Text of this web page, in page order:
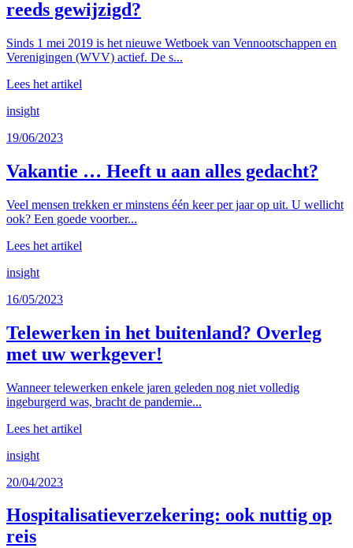
reeds gewijzigd?
Sinds 1 mei 2019 is het nieuwe Wetboek van Vennootschappen en
Verenigingen (WVV) actief. De s...
Lees het artikel
insight
19/06/2023
Vakantie … Heeft u aan alles gedacht?
Veel mensen trekken er minstens één keer per jaar op uit. U wellicht
ook? Een goede voorber...
Lees het artikel
insight
16/05/2023
Telewerken in het buitenland? Overleg
met uw werkgever!
Wanneer telewerken enkele jaren geleden nog niet volledig
ingeburgerd was, bracht de pandemie...
Lees het artikel
insight
20/04/2023
Hospitalisatieverzekering: ook nuttig op
reis